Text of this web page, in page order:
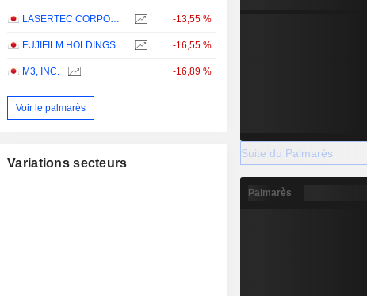
LASERTEC CORPORATION -13,55 %
FUJIFILM HOLDINGS CORPORATION -16,55 %
M3, INC. -16,89 %
Voir le palmarès
Variations secteurs
Suite du Palmarès
Palmarès